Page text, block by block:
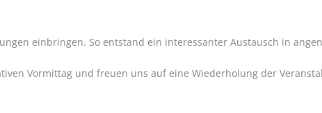
einbringen. So entstand ein interessanter Austausch in
Vormittag und freuen uns auf eine Wiederholung der